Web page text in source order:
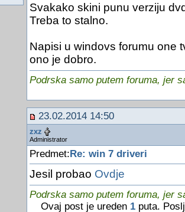
Svakako skini punu verziju
Treba to stalno.
Napisi u windovs forumu one
ono je dobro.
Podrska samo putem foruma, jer
23.02.2014 14:50
zxz
Administrator
Predmet: Re: win 7 driveri
Jesil probao Ovdje
Podrska samo putem foruma, jer
Ovaj post je ureden 1puta.